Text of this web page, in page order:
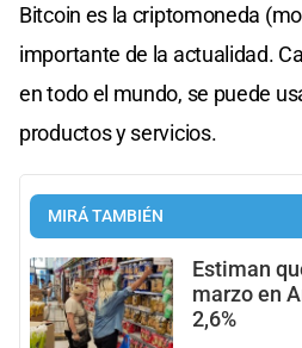
Bitcoin es la criptomoneda
importante de la actualidad.
en todo el mundo, se puede
productos y servicios.
MIRÁ TAMBIÉN
Estiman
marzo en
2,6%